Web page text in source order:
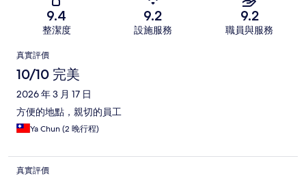
9.4
整潔度
9.2
設施服務
9.2
職員與服務
評
價
真實評價
10/10 完美
2026 年 3 月 17 日
方便的地點，親切的員工
Ya Chun (2 晚行程)
真實評價